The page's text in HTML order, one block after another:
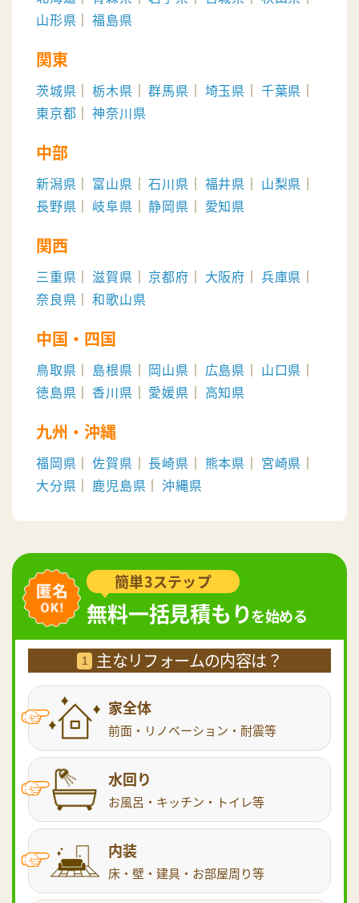
簡単3ステップ
無料一括見積もりを始める
1 主なリフォームの内容は？
家全体
前面・リノベーション・耐震等
水回り
お風呂・キッチン・トイレ等
内装
床・壁・建具・お部屋周り等
山形県
福島県
関東
茨城県 栃木県 群馬県 埼玉県
千葉県
東京都
神奈川県
中部
新潟県 富山県 石川県 福井県
山梨県
長野県
岐阜県 静岡県 愛知県
関西
三重県 滋賀県 京都府 大阪府
兵庫県
奈良県
和歌山県
中国・四国
鳥取県 島根県 岡山県 広島県
山口県
徳島県
香川県 愛媛県 高知県
九州・沖縄
福岡県 佐賀県 長崎県 熊本県
宮崎県
大分県
鹿児島県 沖縄県